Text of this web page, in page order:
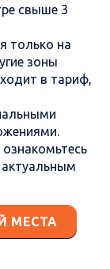
свыше 3
только на
зоны
в тариф,
актуальным
МЕСТА